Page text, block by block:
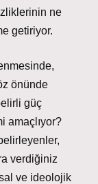
ne
getiriyor.
önünde
güç
amaçlıyor?
verdiğiniz
ve ideolojik